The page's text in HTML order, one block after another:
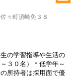
々町須崎免３８
の学習指導や生活の
３０名）＊低学年～
所持者は採用面で優